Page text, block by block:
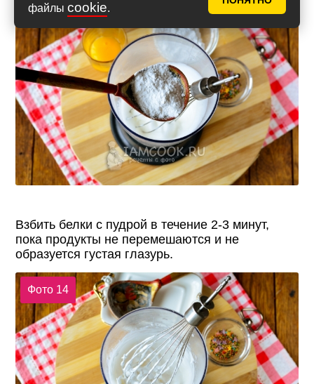
файлы cookie.
Фото 13
Взбить белки с пудрой в течение 2-3 минут,
пока продукты не перемешаются и не
образуется густая глазурь.
Фото 14